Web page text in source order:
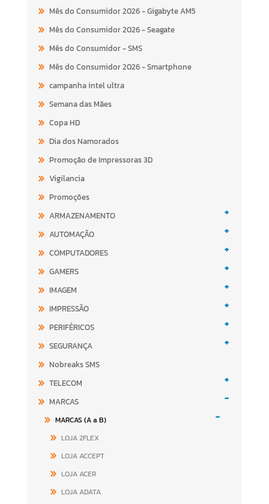
Mês do Consumidor 2026 - Gigabyte AM5
Mês do Consumidor 2026 - Seagate
Mês do Consumidor - SMS
Mês do Consumidor 2026 - Smartphone
campanha intel ultra
Semana das Mães
Copa HD
Dia dos Namorados
Promoção de Impressoras 3D
Vigilancia
Promoções
ARMAZENAMENTO
+
AUTOMAÇÃO +
COMPUTADORES +
GAMERS +
IMAGEM +
IMPRESSÃO +
PERIFÉRICOS +
SEGURANÇA +
Nobreaks SMS
TELECOM
+
MARCAS -
MARCAS (A a B) -
LOJA 2FLEX
LOJA ACCEPT
LOJA ACER
LOJA ADATA